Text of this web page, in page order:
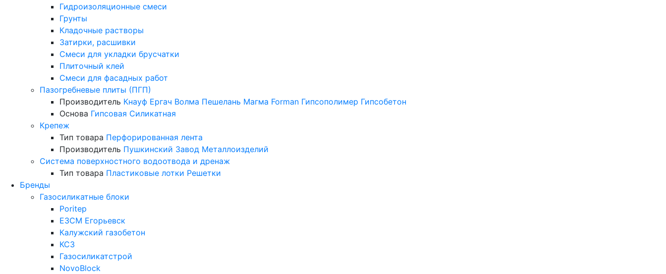
Гидроизоляционные смеси
Грунты
Кладочные растворы
Затирки, расшивки
Смеси для укладки брусчатки
Плиточный клей
Смеси для фасадных работ
Пазогребневые плиты (ПГП)
Производитель Кнауф Ергач Волма Пешелань Магма Forman Гипсополимер Гипсобетон
Основа Гипсовая Силикатная
Крепеж
Тип товара Перфорированная лента
Производитель Пушкинский Завод Металлоизделий
Система поверхностного водоотвода и дренаж
Тип товара Пластиковые лотки Решетки
Бренды
Газосиликатные блоки
Poritep
ЕЗСМ Егорьевск
Калужский газобетон
КСЗ
Газосиликатстрой
NovoBlock